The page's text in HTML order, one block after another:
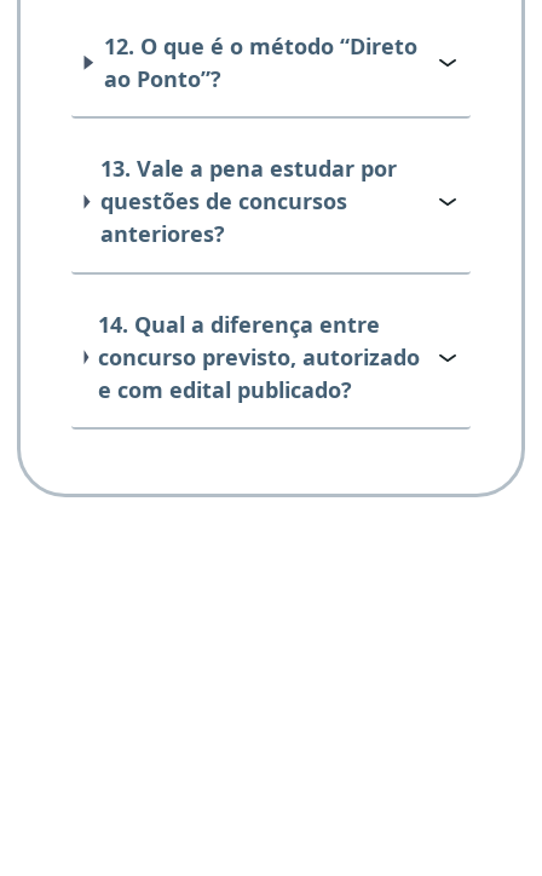
12. O que é o método “Direto
ao Ponto”?
13. Vale a pena estudar por
questões de concursos
anteriores?
14. Qual a diferença entre
concurso previsto, autorizado
e com edital publicado?